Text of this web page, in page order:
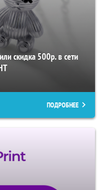
скидка 500р. в сети
ПОДРОБНЕЕ